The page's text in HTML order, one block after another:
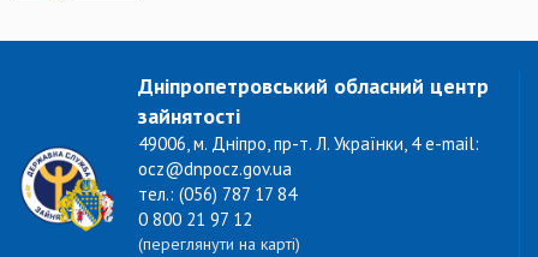
Дніпропетровський обласний центр
зайнятості
49006, м. Дніпро, пр-т. Л. Українки, 4 e-mail:
ocz@dnpocz.gov.ua
тел.: (056) 787 17 84
0 800 21 97 12
(переглянути на карті)